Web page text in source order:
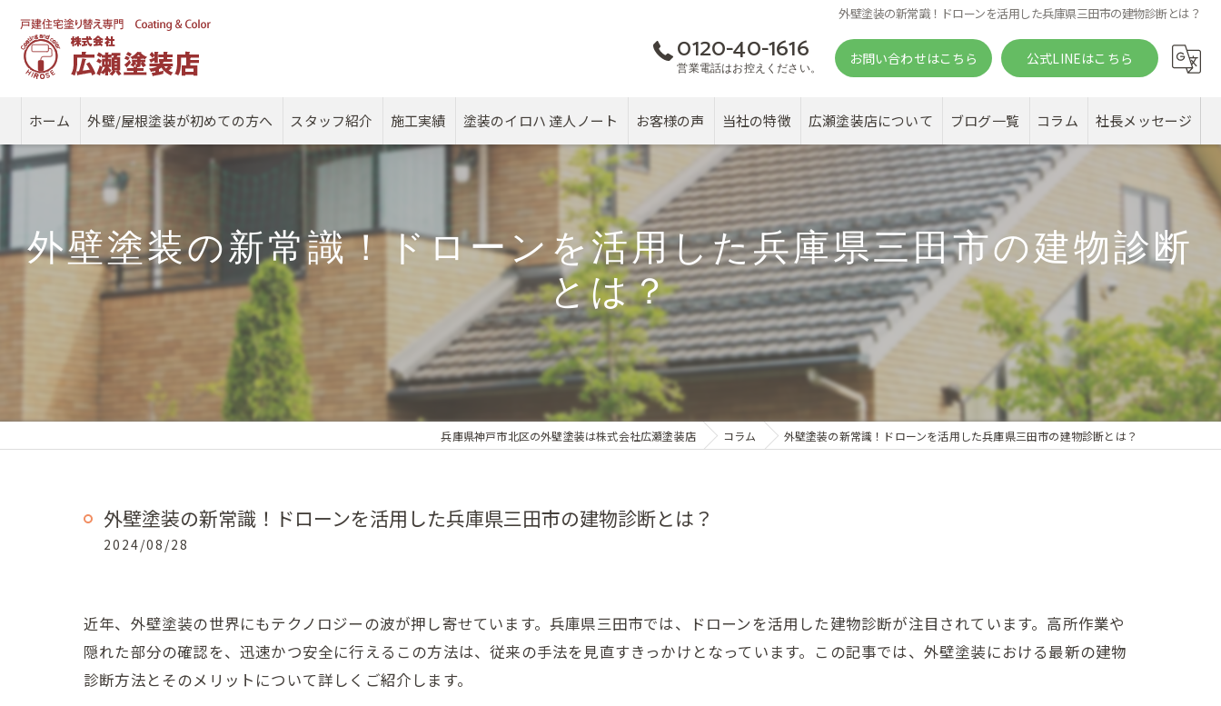
外壁塗装の新常識！ドローンを活用した兵庫県三田市の建物診断とは？
0120-40-1616
営業電話はお控えください。
お問い合わせはこちら 公式LINEはこちら
ホーム 外壁/屋根塗装が初めての方へ スタッフ紹介 施工実績 塗装のイロハ 達人ノート お客様の声 当社の特徴
屋根
カバー工法
塗り替え
雨漏り
戸建て
広瀬塗装店について ブログ一覧 コラム 社長メッセージ
外壁塗装の新常識！ドローンを活用した兵庫県三田市の建物診断
とは？
兵庫県神戸市北区の外壁塗装は株式会社広瀬塗装店 コラム 外壁塗装の新常識！ドローンを活用した兵庫県三田市の建物診断とは？
外壁塗装の新常識！ドローンを活用した兵庫県三田市の建物診断とは？
2024/08/28
近年、外壁塗装の世界にもテクノロジーの波が押し寄せています。兵庫県三田市では、ドローンを活用した建物診断が注目されています。高所作業や
隠れた部分の確認を、迅速かつ安全に行えるこの方法は、従来の手法を見直すきっかけとなっています。この記事では、外壁塗装における最新の建物
診断方法とそのメリットについて詳しくご紹介します。